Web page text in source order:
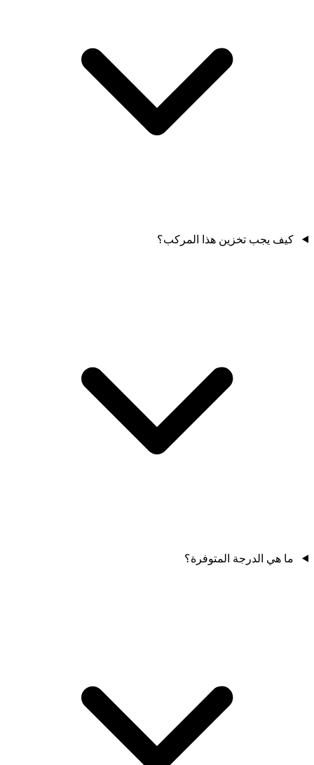
كيف يجب تخزين هذا المركب؟
ما هي الدرجة المتوفرة؟